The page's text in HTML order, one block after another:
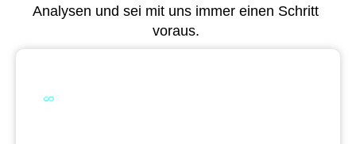
Analysen und sei mit uns immer einen Schritt
voraus.